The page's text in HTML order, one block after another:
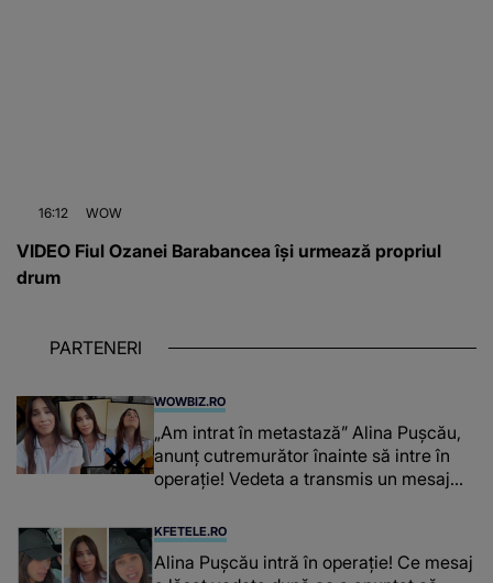
16:12 WOW
VIDEO Fiul Ozanei Barabancea își urmează propriul
drum
PARTENERI
WOWBIZ.RO
„Am intrat în metastază” Alina Pușcău,
anunț cutremurător înainte să intre în
operație! Vedeta a transmis un mesaj
KFETELE.RO
Alina Pușcău intră în operație! Ce mesaj